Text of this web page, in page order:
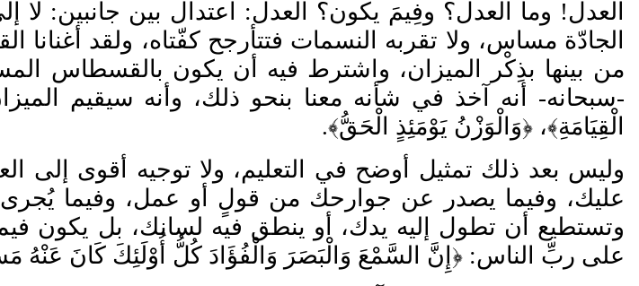
العدل! وما العدل؟ وفِيمَ يكون؟ العدل: اعتدال بين جانبين: لا
الجادة مساس، ولا تقربه النسمات فتتأرجح كفتاه، ولقد
من بينها بذِكْر الميزان، واشترط فيه أن يكون بالقسطاس
-سبحانه- أنه آخذ في شأنه معنا بنحو ذلك، وأنه سيقيم
الْقِيَامَةِ﴾، ﴿وَالْوَزْنُ يَوْمَئِذٍ الْحَقُّ﴾.
وليس بعد ذلك تمثيل أوضح في التعليم، ولا توجيه أقوى إلى
عليك، وفيما يصدر عن جوارحك من قولٍ أو عمل، وفيما
وتستطيع أن تطول إليه يدك، أو ينطق فيه لسانك، بل يكون
على ربِّ الناس: ﴿إِنَّ السَّمْعَ وَالْبَصَرَ وَالْفُؤَادَ كُلُّ أُوْلَئِكَ كَانَ عَنْهُ